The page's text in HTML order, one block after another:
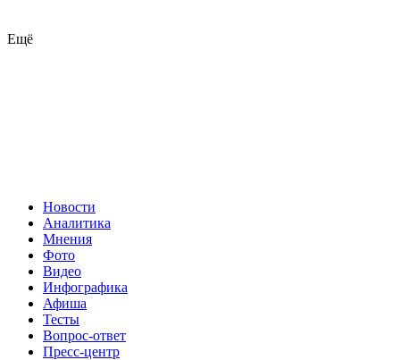
Ещё
Новости
Аналитика
Мнения
Фото
Видео
Инфографика
Афиша
Тесты
Вопрос-ответ
Пресс-центр